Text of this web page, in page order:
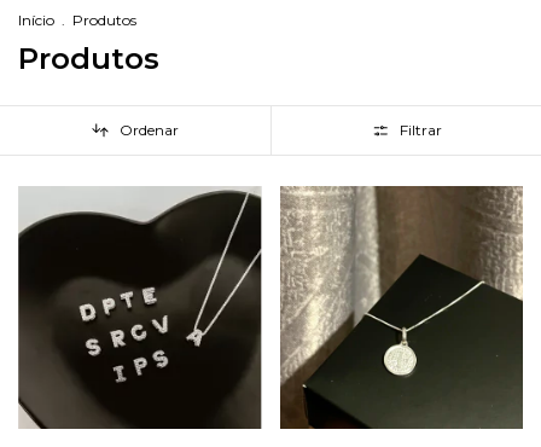
Início . Produtos
Produtos
Ordenar Filtrar